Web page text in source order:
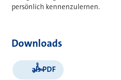
persönlich kennenzulernen.
Downloads
als PDF